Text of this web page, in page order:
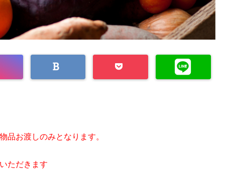
品お渡しのみと なります。
ただきます